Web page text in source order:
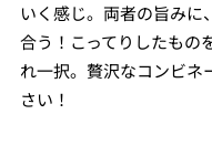
いく感じ。両者の旨みに
合う！こってりしたもの
れ一択。贅沢なコンビネ
さい！